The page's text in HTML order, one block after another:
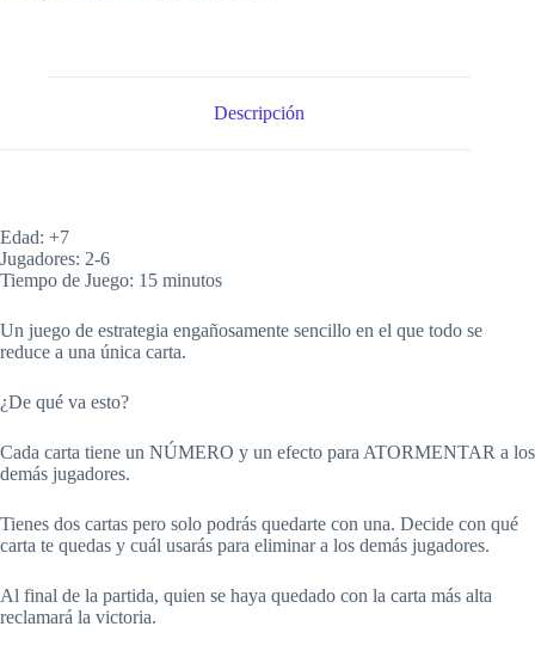
Descripción
Edad: +7
Jugadores: 2-6
Tiempo de Juego: 15 minutos
Un juego de estrategia engañosamente sencillo en el que todo se
reduce a una única carta.
¿De qué va esto?
Cada carta tiene un NÚMERO y un efecto para ATORMENTAR a los
demás jugadores.
Tienes dos cartas pero solo podrás quedarte con una. Decide con qué
carta te quedas y cuál usarás para eliminar a los demás jugadores.
Al final de la partida, quien se haya quedado con la carta más alta
reclamará la victoria.